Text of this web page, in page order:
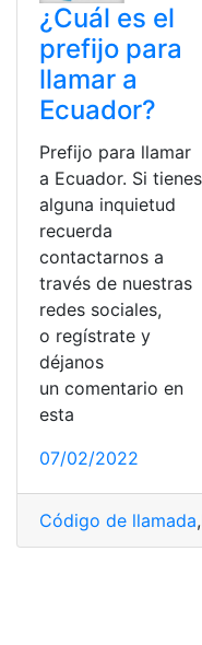
¿Cuál es el
prefijo para
llamar a
Ecuador?
Prefijo para llamar
a Ecuador. Si tienes
alguna inquietud
recuerda
contactarnos a
través de nuestras
redes sociales,
o regístrate y
déjanos
un comentario en
esta
07/02/2022
Código de llamada,